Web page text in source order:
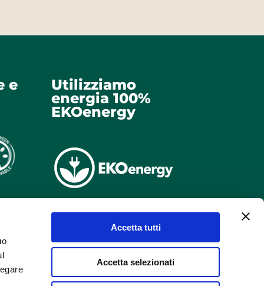
Accetta tutti
Accetta selezionati
e Utilizziamo
energia 100%
EKOenergy